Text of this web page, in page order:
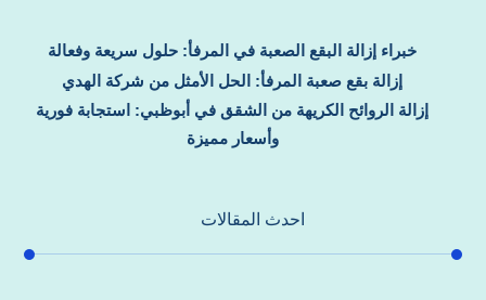
خبراء إزالة البقع الصعبة في المرفأ: حلول سريعة وفعالة
إزالة بقع صعبة المرفأ: الحل الأمثل من شركة الهدي
إزالة الروائح الكريهة من الشقق في أبوظبي: استجابة فورية
وأسعار مميزة
احدث المقالات